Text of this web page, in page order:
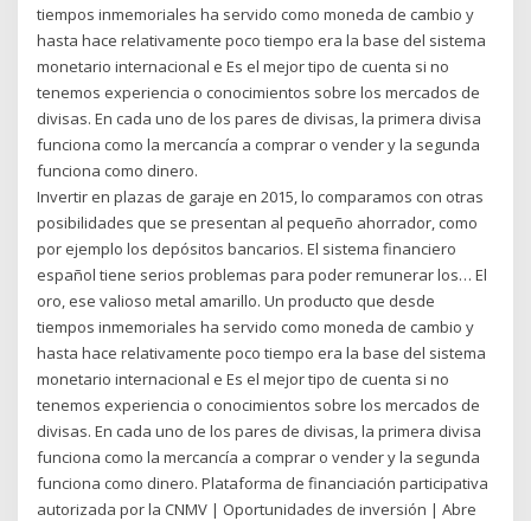
tiempos inmemoriales ha servido como moneda de cambio y
hasta hace relativamente poco tiempo era la base del sistema
monetario internacional e Es el mejor tipo de cuenta si no
tenemos experiencia o conocimientos sobre los mercados de
divisas. En cada uno de los pares de divisas, la primera divisa
funciona como la mercancía a comprar o vender y la segunda
funciona como dinero.
Invertir en plazas de garaje en 2015, lo comparamos con otras
posibilidades que se presentan al pequeño ahorrador, como
por ejemplo los depósitos bancarios. El sistema financiero
español tiene serios problemas para poder remunerar los… El
oro, ese valioso metal amarillo. Un producto que desde
tiempos inmemoriales ha servido como moneda de cambio y
hasta hace relativamente poco tiempo era la base del sistema
monetario internacional e Es el mejor tipo de cuenta si no
tenemos experiencia o conocimientos sobre los mercados de
divisas. En cada uno de los pares de divisas, la primera divisa
funciona como la mercancía a comprar o vender y la segunda
funciona como dinero. Plataforma de financiación participativa
autorizada por la CNMV | Oportunidades de inversión | Abre